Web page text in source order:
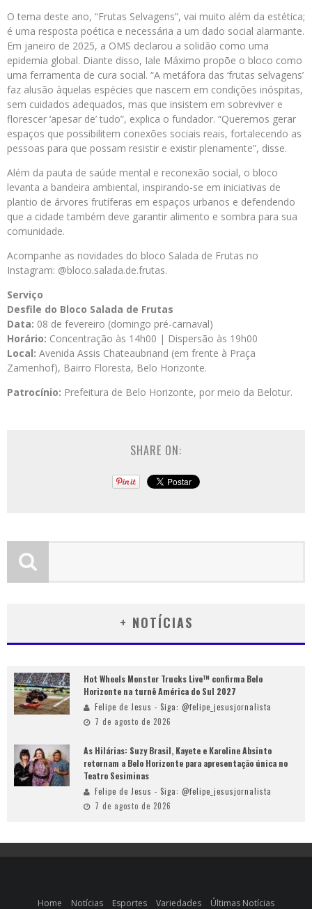
O tema deste ano, “Frutas Selvagens”, vai muito além da estética;
é uma resposta poética e necessária a um dado social alarmante.
Em janeiro de 2025, a OMS declarou a solidão como uma
epidemia global. Diante disso, Iale Máximo propõe o bloco como
uma ferramenta de cura social. “A metáfora das ‘frutas selvagens’
faz alusão àquelas espécies que nascem em condições inóspitas,
sem cuidados adequados, mas que insistem em sobreviver e
florescer ‘apesar de’ tudo”, explica o fundador. “Queremos gerar
espaços que possibilitem conexões sociais reais, fortalecendo as
pessoas para que possam resistir e existir plenamente”, disse.
Além da pauta de saúde mental e reconexão social, o bloco
levanta a bandeira ambiental, inspirando-se em iniciativas de
plantio de árvores frutíferas em espaços urbanos e defendendo
que a cidade também deve garantir alimento e sombra para sua
comunidade.
Acompanhe as novidades do bloco Salada de Frutas no
Instagram: @bloco.salada.de.frutas.
Serviço
Desfile do Bloco Salada de Frutas
Data: 08 de fevereiro (domingo pré-carnaval)
Horário: Concentração às 14h00 | Dispersão às 19h00
Local: Avenida Assis Chateaubriand (em frente à Praça
Zamenhof), Bairro Floresta, Belo Horizonte.
Patrocínio: Prefeitura de Belo Horizonte, por meio da Belotur.
SHARE ON:
+ NOTÍCIAS
Hot Wheels Monster Trucks Live™ confirma Belo
Horizonte na turnê América do Sul 2027
Felipe de Jesus - Siga: @felipe_jesusjornalista
7 de agosto de 2026
As Hilárias: Suzy Brasil, Kayete e Karoline Absinto
retornam a Belo Horizonte para apresentação única no
Teatro Sesiminas
Felipe de Jesus - Siga: @felipe_jesusjornalista
7 de agosto de 2026
Home Notícias Esportes Variedades Últimas Notícias